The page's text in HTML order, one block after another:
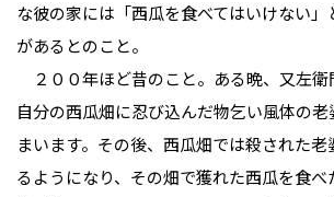
な彼の家には「西瓜を食べてはいけない
があるとのこと。
２００年ほど昔のこと。ある晩、又左衛
自分の西瓜畑に忍び込んだ物乞い風体の
まいます。その後、西瓜畑では殺された
るようになり、その畑で獲れた西瓜を食